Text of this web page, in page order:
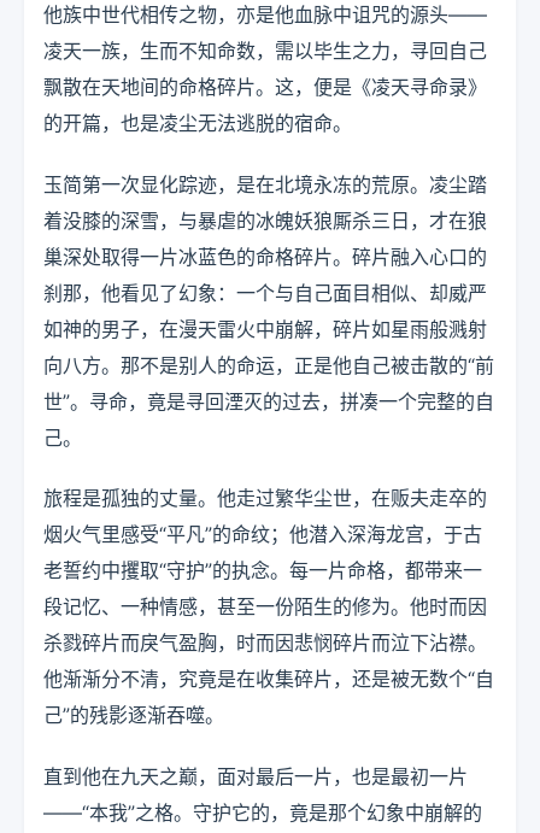
他族中世代相传之物，亦是他血脉中诅咒的源头——
凌天一族，生而不知命数，需以毕生之力，寻回自己
飘散在天地间的命格碎片。这，便是《凌天寻命录》
的开篇，也是凌尘无法逃脱的宿命。
玉简第一次显化踪迹，是在北境永冻的荒原。凌尘踏
着没膝的深雪，与暴虐的冰魄妖狼厮杀三日，才在狼
巢深处取得一片冰蓝色的命格碎片。碎片融入心口的
刹那，他看见了幻象：一个与自己面目相似、却威严
如神的男子，在漫天雷火中崩解，碎片如星雨般溅射
向八方。那不是别人的命运，正是他自己被击散的“前
世”。寻命，竟是寻回湮灭的过去，拼凑一个完整的自
己。
旅程是孤独的丈量。他走过繁华尘世，在贩夫走卒的
烟火气里感受“平凡”的命纹；他潜入深海龙宫，于古
老誓约中攫取“守护”的执念。每一片命格，都带来一
段记忆、一种情感，甚至一份陌生的修为。他时而因
杀戮碎片而戾气盈胸，时而因悲悯碎片而泣下沾襟。
他渐渐分不清，究竟是在收集碎片，还是被无数个“自
己”的残影逐渐吞噬。
直到他在九天之巅，面对最后一片，也是最初一片
——“本我”之格。守护它的，竟是那个幻象中崩解的